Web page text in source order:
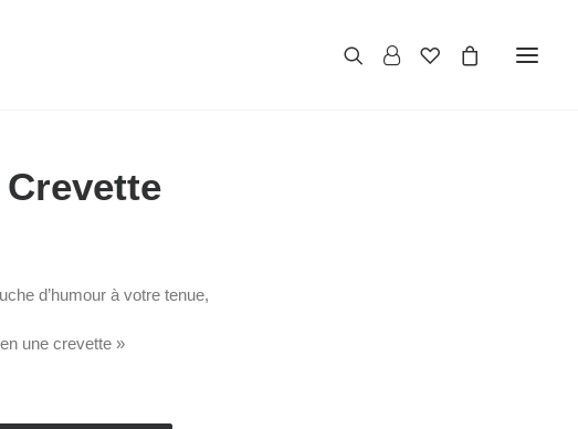
d’humour à votre tenue,
une crevette »